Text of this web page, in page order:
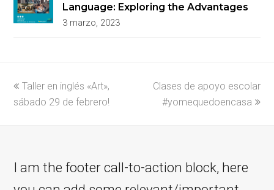
Language: Exploring the Advantages
3 marzo, 2023
previous
post:
Taller en inglés «Art»,
sábado 29 de febrero!
next
post:
Clases de apoyo escolar
#yomequedoencasa
I am the footer call-to-action block, here